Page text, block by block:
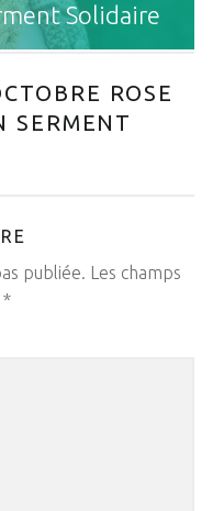
Solidaire
ROSE
SERMENT
publiée.
Les champs
*